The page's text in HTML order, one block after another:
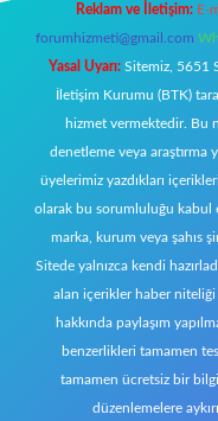
Reklam ve İletişim: E-
forumhizmeti@gmail.com
Yasal Uyarı: Sitemiz, 5651
İletişim Kurumu (BTK)
hizmet vermektedir. Bu
denetleme veya araştırma
üyelerimiz yazdıkları
olarak bu sorumluluğu kabul
marka, kurum veya şahıs
Sitede yalnızca kendi
alan içerikler haber
hakkında paylaşım
benzerlikleri tamamen
tamamen ücretsiz bir
düzenlemelere